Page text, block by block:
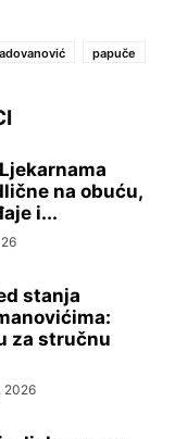
papuče
na obuću,
i...
stanja
za stručnu
2026